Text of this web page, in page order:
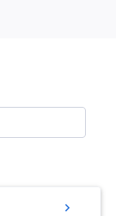
chevron_right